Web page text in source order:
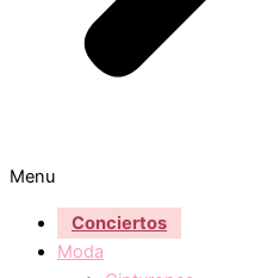
Menu
Conciertos
Moda